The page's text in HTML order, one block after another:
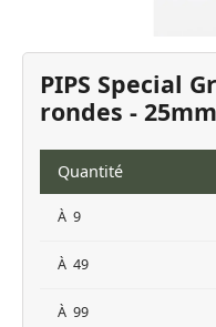
PIPS Special
rondes - 25mm
Quantité
À 9
À 49
À 99